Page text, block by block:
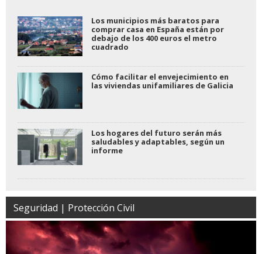
Los municipios más baratos para
comprar casa en España están por
debajo de los 400 euros el metro
cuadrado
Cómo facilitar el envejecimiento en
las viviendas unifamiliares de Galicia
Los hogares del futuro serán más
saludables y adaptables, según un
informe
Seguridad | Protección Civil